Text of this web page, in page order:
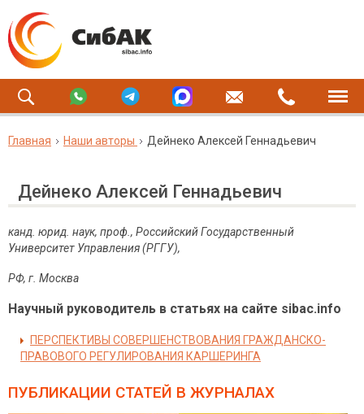
Главная Наши авторы Дейнеко Алексей Геннадьевич
Дейнеко Алексей Геннадьевич
канд. юрид. наук, проф., Российский Государственный
Университет Управления (РГГУ),
РФ, г. Москва
Научный руководитель в статьях на сайте sibac.info
ПЕРСПЕКТИВЫ СОВЕРШЕНСТВОВАНИЯ ГРАЖДАНСКО-
ПРАВОВОГО РЕГУЛИРОВАНИЯ КАРШЕРИНГА
ПУБЛИКАЦИИ СТАТЕЙ В ЖУРНАЛАХ